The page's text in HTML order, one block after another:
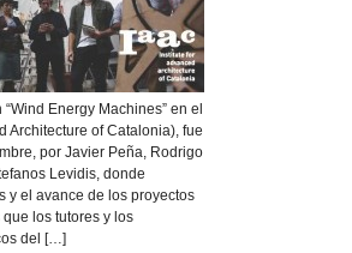
Energy Machines” en el
Architecture of Catalonia), fue
por Javier Peña, Rodrigo
Levidis, donde
y el avance de los proyectos
los tutores y los
del […]